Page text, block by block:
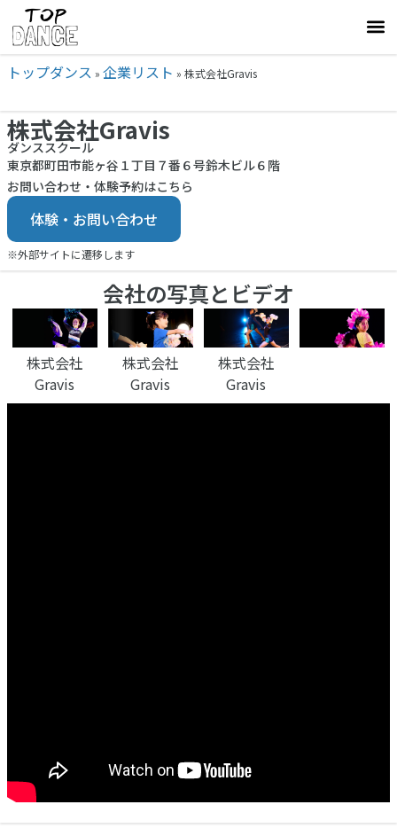
トップダンス » 企業リスト » 株式会社Gravis
株式会社Gravis
ダンススクール
東京都町田市能ヶ谷１丁目７番６号鈴木ビル６階
お問い合わせ・体験予約はこちら
体験・お問い合わせ
※外部サイトに遷移します
会社の写真とビデオ
株式会社
Gravis
株式会社
Gravis
株式会社
Gravis